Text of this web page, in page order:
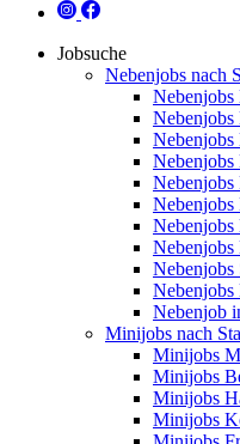
Jobsuche
Nebenjobs nach
Nebenjobs
Nebenjobs
Nebenjobs
Nebenjobs
Nebenjobs
Nebenjobs
Nebenjobs
Nebenjobs
Nebenjob
Minijobs nach
Minijobs
Minijobs
Minijobs
Minijobs